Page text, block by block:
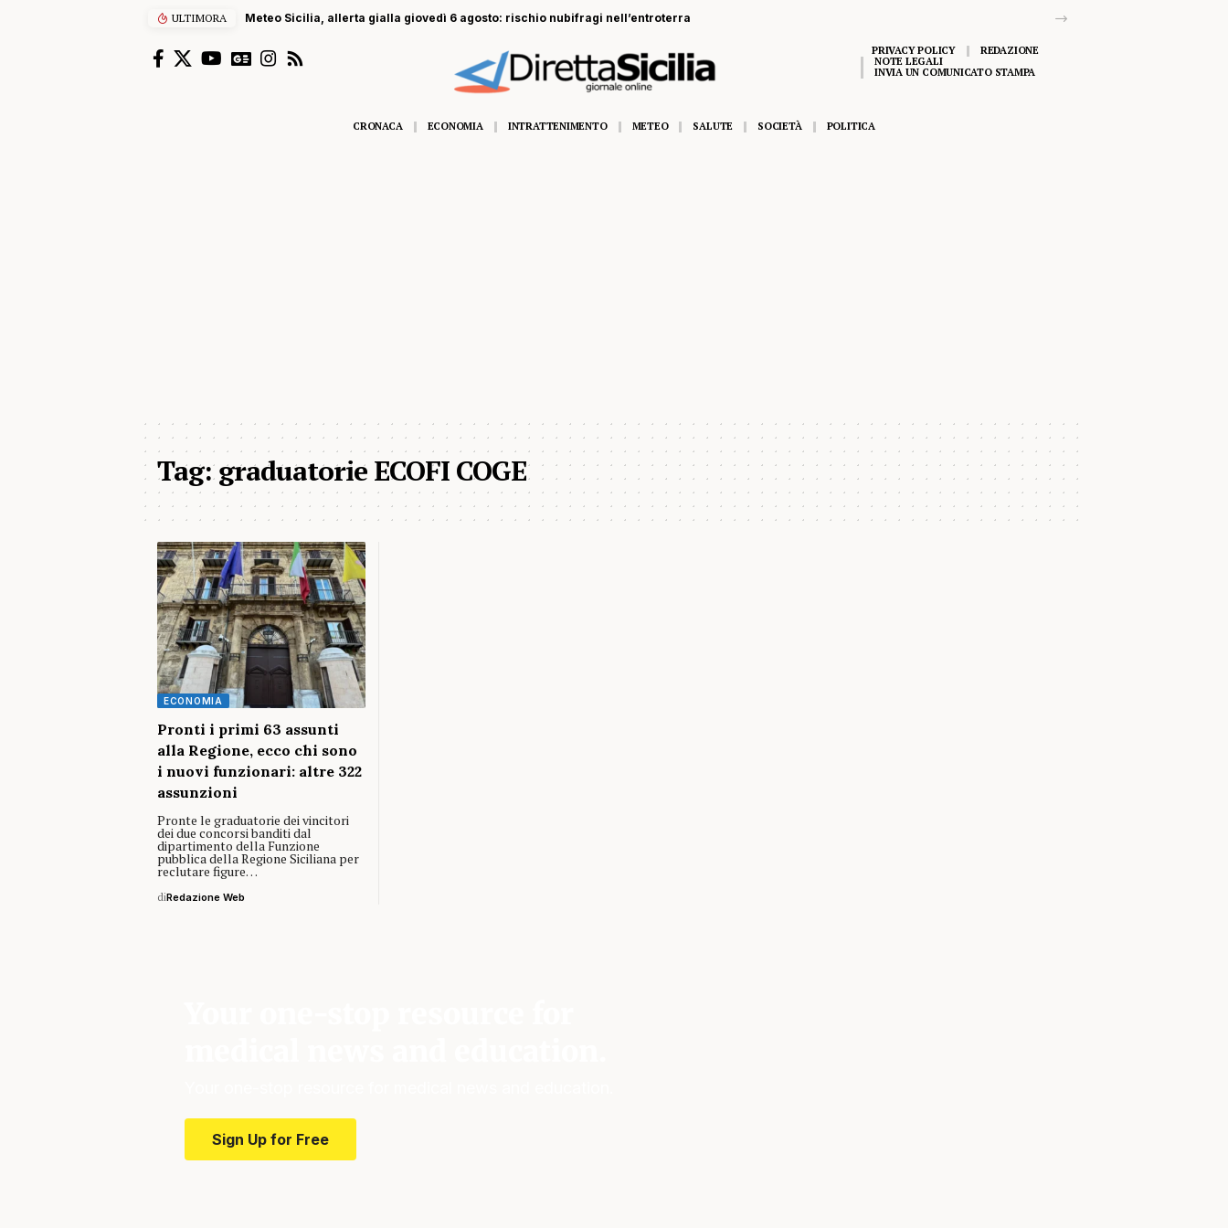
ULTIMORA Meteo Sicilia, allerta gialla giovedì 6 agosto: rischio nubifragi nell’entroterra
PRIVACY POLICY
REDAZIONE
NOTE LEGALI
INVIA UN COMUNICATO STAMPA
CRONACA ECONOMIA INTRATTENIMENTO METEO SALUTE SOCIETÀ POLITICA
Tag:graduatorie ECOFI COGE
ECONOMIA
Pronti i primi 63 assunti
alla Regione, ecco chi sono
i nuovi funzionari: altre 322
assunzioni
Pronte le graduatorie dei vincitori
dei due concorsi banditi dal
dipartimento della Funzione
pubblica della Regione Siciliana per
reclutare figure…
diRedazione Web
Sign Up for Free